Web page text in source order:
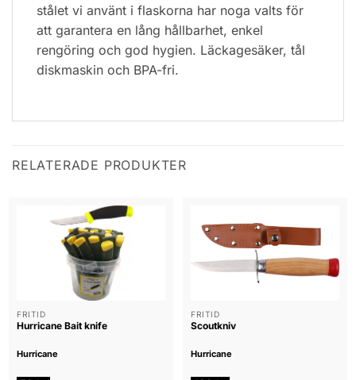
stålet vi använt i flaskorna har noga valts för
att garantera en lång hållbarhet, enkel
rengöring och god hygien. Läckagesäker, tål
diskmaskin och BPA-fri.
RELATERADE PRODUKTER
FRITID
Hurricane Bait knife
Hurricane
FRITID
Scoutkniv
Hurricane